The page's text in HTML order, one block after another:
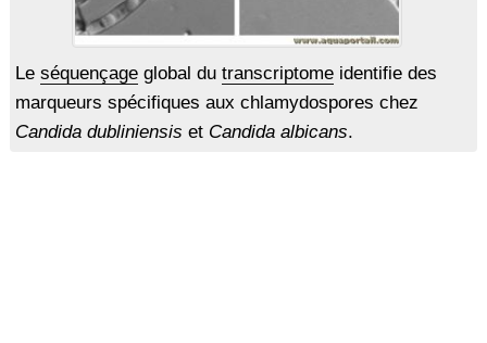
Le séquençageglobal du transcriptomeidentifie des
marqueurs spécifiques aux chlamydospores chez
Candida dubliniensis et Candida albicans.